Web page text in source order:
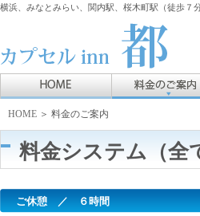
横浜、みなとみらい、関内駅、桜木町駅（徒歩７
HOME ＞ 料金のご案内
料金システム（全
ご休憩 ／ ６時間